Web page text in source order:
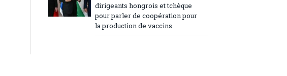
dirigeants hongrois et tchèque
pour parler de coopération pour
la production de vaccins